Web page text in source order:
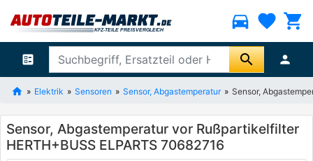
directions_car favorite shopping_cart
ballot search person
Elektrik Sensoren Sensor, Abgastemperatur Sensor,
Sensor, Abgastemperatur vor Rußpartikelfilter
HERTH+BUSS ELPARTS 70682716